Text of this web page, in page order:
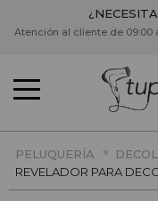
Atención al cliente de 09:00
PELUQUERÍA »
REVELADOR PARA